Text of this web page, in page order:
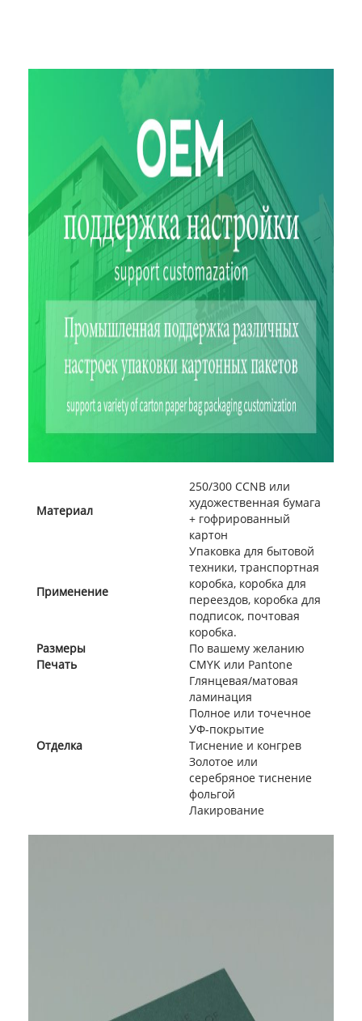
Материал
250/300 CCNB или
художественная бумага
+ гофрированный
картон
Применение
Упаковка для бытовой
техники, транспортная
коробка, коробка для
переездов, коробка для
подписок, почтовая
коробка.
Размеры
По вашему желанию
Печать
CMYK или Pantone
Отделка
Глянцевая/матовая
ламинация
Полное или точечное
УФ-покрытие
Тиснение и конгрев
Золотое или
серебряное тиснение
фольгой
Лакирование